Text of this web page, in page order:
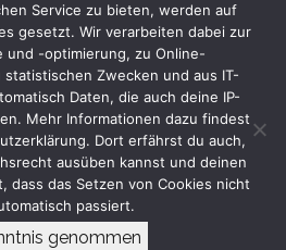
club.de. Alle Rechte vorbehalten.
Service zu bieten, werden auf
gesetzt. Wir verarbeiten dabei zur
und -optimierung, zu Online-
Zwecken und aus IT-
Daten, die auch deine IP-
Mehr Informationen dazu findest
Dort erfährst du auch,
ausüben kannst und deinen
dass das Setzen von Cookies nicht
passiert.
genommen